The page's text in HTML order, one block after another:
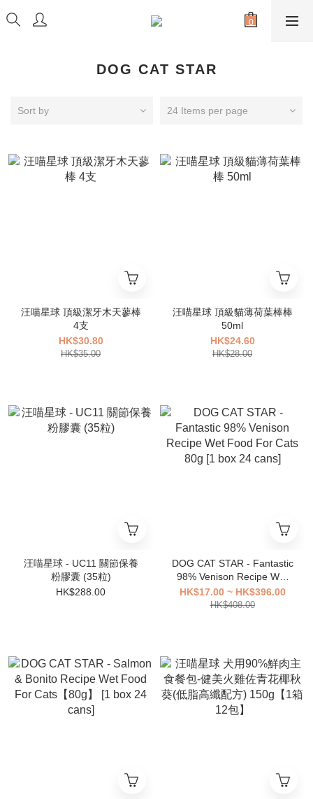
DOG CAT STAR
Sort by 24 Items per page
汪喵星球 頂級潔牙木天蓼棒
4支
HK$30.80
HK$35.00
汪喵星球 頂級貓薄荷葉棒棒
50ml
HK$24.60
HK$28.00
汪喵星球 - UC11 關節保養
粉膠囊 (35粒)
HK$288.00
DOG CAT STAR - Fantastic
98% Venison Recipe Wet
Food For Cats 80g [1 box
24 cans]
HK$17.00 ~ HK$396.00
HK$408.00